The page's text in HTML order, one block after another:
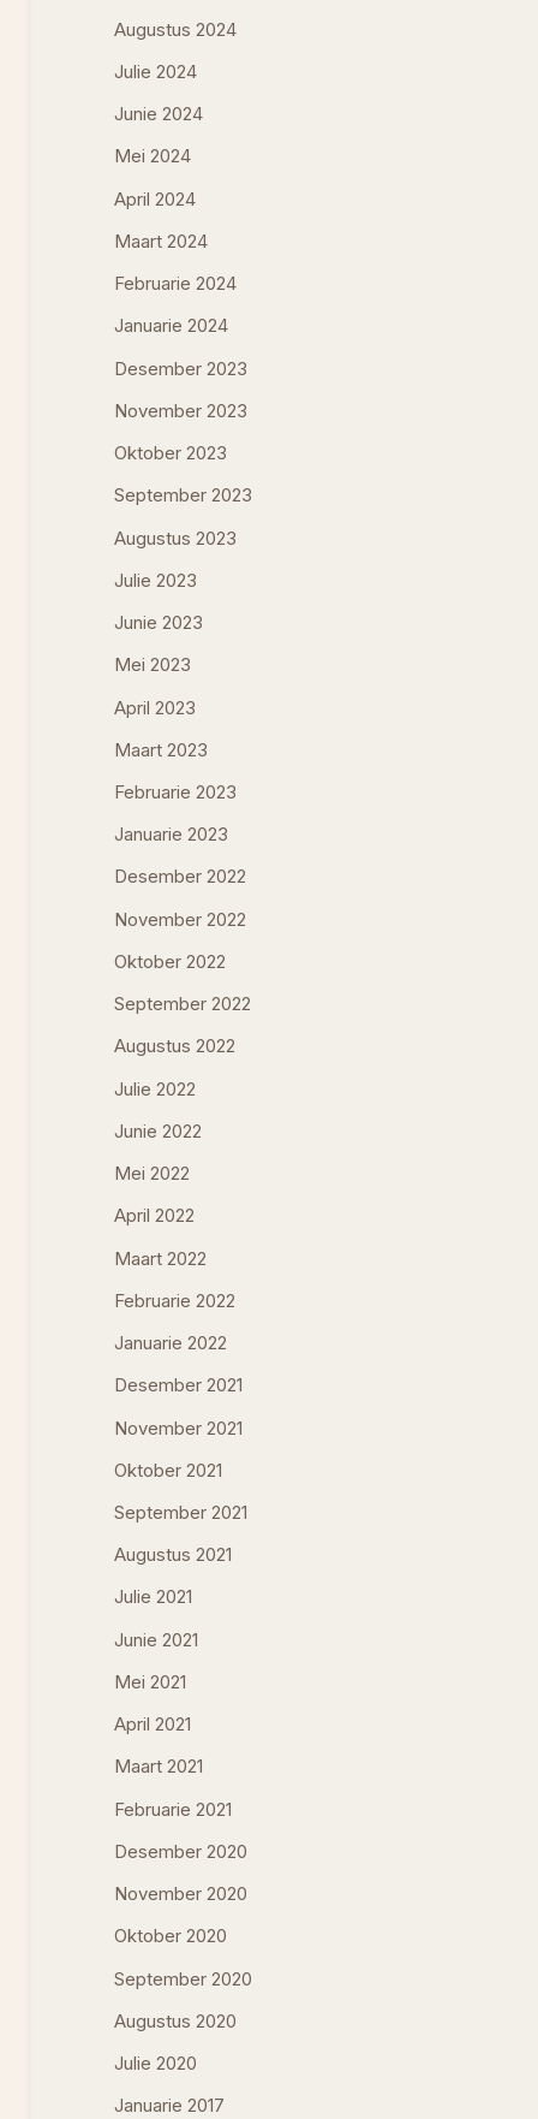
Augustus 2024
Julie 2024
Junie 2024
Mei 2024
April 2024
Maart 2024
Februarie 2024
Januarie 2024
Desember 2023
November 2023
Oktober 2023
September 2023
Augustus 2023
Julie 2023
Junie 2023
Mei 2023
April 2023
Maart 2023
Februarie 2023
Januarie 2023
Desember 2022
November 2022
Oktober 2022
September 2022
Augustus 2022
Julie 2022
Junie 2022
Mei 2022
April 2022
Maart 2022
Februarie 2022
Januarie 2022
Desember 2021
November 2021
Oktober 2021
September 2021
Augustus 2021
Julie 2021
Junie 2021
Mei 2021
April 2021
Maart 2021
Februarie 2021
Desember 2020
November 2020
Oktober 2020
September 2020
Augustus 2020
Julie 2020
Januarie 2017